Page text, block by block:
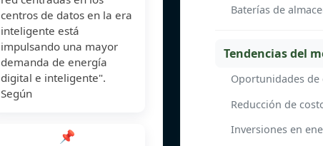
centros de datos en la era
inteligente está
impulsando una mayor
demanda de energía
digital e inteligente".
Según
📌
Baterías de
Tendencias del
Oportunidades de
Reducción de
Inversiones en